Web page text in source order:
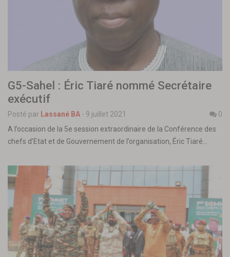
G5-Sahel : Éric Tiaré nommé Secrétaire
exécutif
Posté par Lassané BA - 9 juillet 2021
0
A l’occasion de la 5e session extraordinaire de la Conférence des
chefs d’Etat et de Gouvernement de l’organisation, Éric Tiaré…